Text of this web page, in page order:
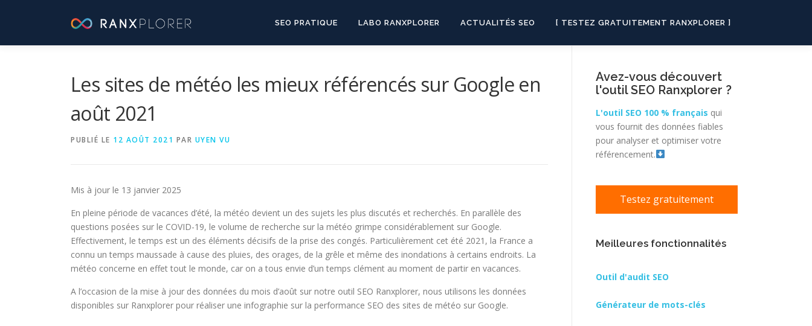
SEO PRATIQUE LABO RANXPLORER ACTUALITÉS SEO [ TESTEZ GRATUITEMENT RANXPLORER ]
Les sites de météo les mieux référencés sur Google en
août 2021
PUBLIÉ LE 12 AOÛT 2021 PAR UYEN VU
Mis à jour le 13 janvier 2025
En pleine période de vacances d’été, la météo devient un des sujets les plus discutés et recherchés. En parallèle des
questions posées sur le COVID-19, le volume de recherche sur la météo grimpe considérablement sur Google.
Effectivement, le temps est un des éléments décisifs de la prise des congés. Particulièrement cet été 2021, la France a
connu un temps maussade à cause des pluies, des orages, de la grêle et même des inondations à certains endroits. La
météo concerne en effet tout le monde, car on a tous envie d’un temps clément au moment de partir en vacances.
A l’occasion de la mise à jour des données du mois d’août sur notre outil SEO Ranxplorer, nous utilisons les données
disponibles sur Ranxplorer pour réaliser une infographie sur la performance SEO des sites de météo sur Google.
Avez-vous découvert
l'outil SEO Ranxplorer ?
L'outil SEO 100 % français qui
vous fournit des données fiables
pour analyser et optimiser votre
référencement.
Testez gratuitement
Meilleures fonctionnalités
Outil d'audit SEO
Générateur de mots-clés